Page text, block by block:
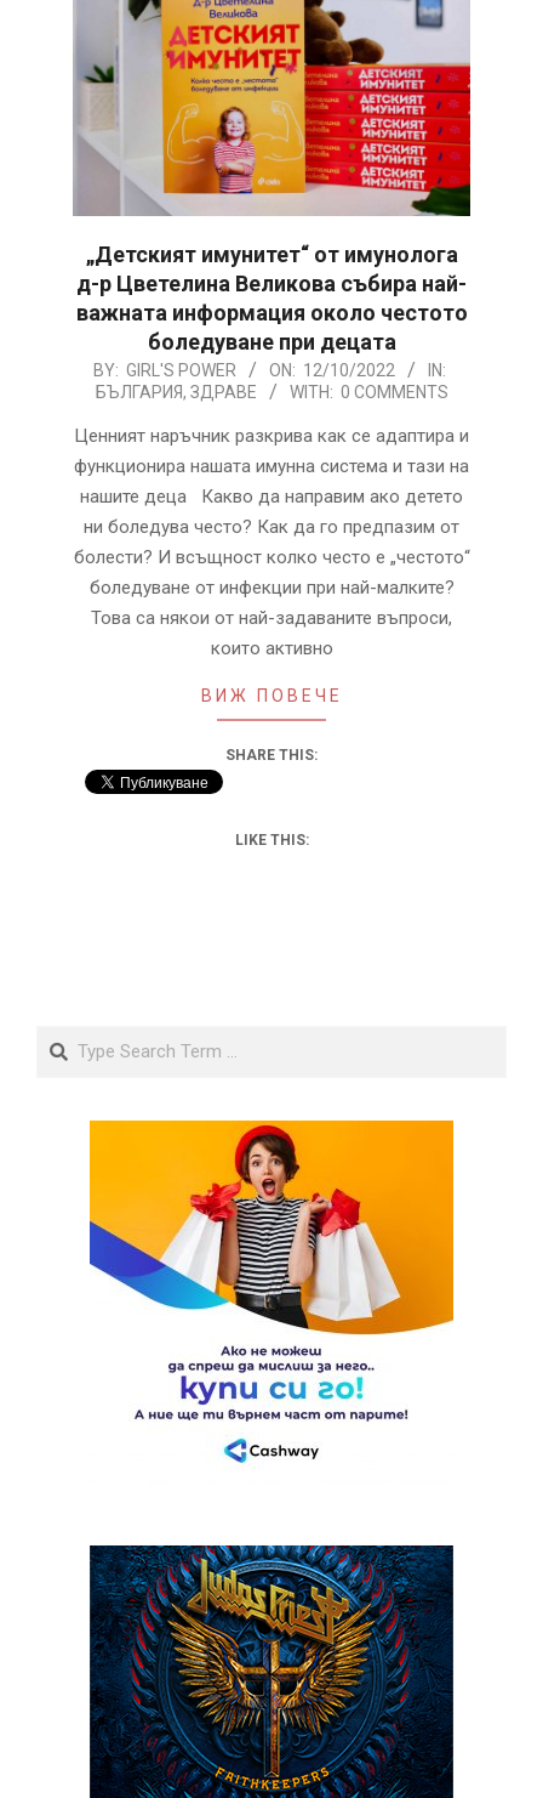
„Детският имунитет“ от имунолога
д-р Цветелина Великова събира най-
важната информация около честото
боледуване при децата
2022-
10-
12
BY: GIRL'S POWER ON: 12/10/2022
IN:
БЪЛГАРИЯ, ЗДРАВЕ WITH: 0 COMMENTS
Ценният наръчник разкрива как се адаптира и
функционира нашата имунна система и тази на
нашите деца Какво да направим ако детето
ни боледува често? Как да го предпазим от
болести? И всъщност колко често е „честото“
боледуване от инфекции при най-малките?
Това са някои от най-задаваните въпроси,
които активно
ВИЖ ПОВЕЧЕ
SHARE THIS:
LIKE THIS:
Search